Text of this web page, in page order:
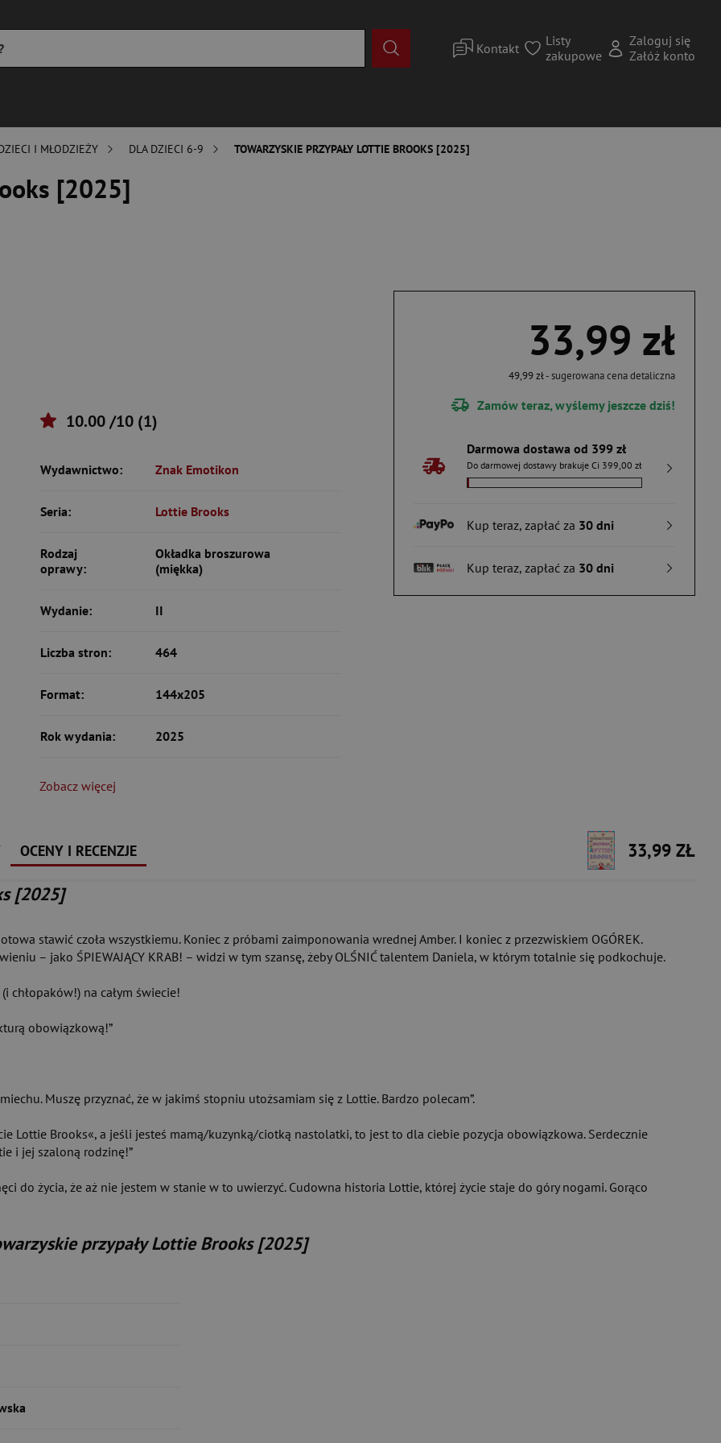
Kontakt
Listy
zakupowe
Zaloguj się
Załóż konto
I MŁODZIEŻY DLA DZIECI 6-9 TOWARZYSKIE PRZYPAŁY LOTTIE BROOKS [2025]
[2025]
33,99 zł
49,99 zł- sugerowana cena detaliczna
Zamów teraz, wyślemy jeszcze dziś!
Darmowa dostawa od 399 zł
Do darmowej dostawy brakuje Ci 399,00 zł
Kup teraz, zapłać za 30 dni
Kup teraz, zapłać za 30 dni
10.00 /10 (1)
Wydawnictwo: Znak Emotikon
Seria: Lottie Brooks
Rodzaj
oprawy:
Okładka broszurowa
(miękka)
Wydanie: II
Liczba stron: 464
Format: 144x205
Rok wydania: 2025
Zobacz więcej
OCENY I RECENZJE
33,99 ZŁ
[2025]
stawić czoła wszystkiemu. Koniec z próbami zaimponowania wrednej Amber. I koniec z przezwiskiem OGÓREK.
– jako ŚPIEWAJĄCY KRAB! – widzi w tym szansę, żeby OLŚNIĆ talentem Daniela, w którym totalnie się podkochuje.
chłopaków!) na całym świecie!
obowiązkową!”
Muszę przyznać, że w jakimś stopniu utożsamiam się z Lottie. Bardzo polecam”.
Lottie Brooks«, a jeśli jesteś mamą/kuzynką/ciotką nastolatki, to jest to dla ciebie pozycja obowiązkowa. Serdecznie
i jej szaloną rodzinę!”
do życia, że aż nie jestem w stanie w to uwierzyć. Cudowna historia Lottie, której życie staje do góry nogami. Gorąco
przypały Lottie Brooks [2025]